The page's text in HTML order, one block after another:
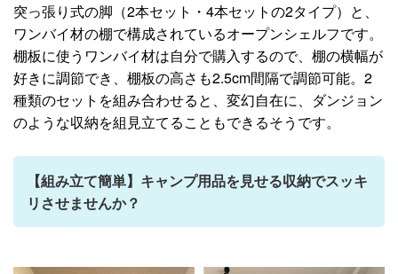
突っ張り式の脚（2本セット・4本セットの2タイプ）と、
ワンバイ材の棚で構成されているオープンシェルフです。
棚板に使うワンバイ材は自分で購入するので、棚の横幅が
好きに調節でき、棚板の高さも2.5cm間隔で調節可能。2
種類のセットを組み合わせると、変幻自在に、ダンジョン
のような収納を組見立てることもできるそうです。
【組み立て簡単】キャンプ用品を見せる収納でスッキ
リさせませんか？